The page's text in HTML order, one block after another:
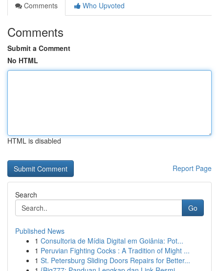
Comments
Who Upvoted
Comments
Submit a Comment
No HTML
HTML is disabled
Report Page
Search
Go
Published News
1 Consultoria de Mídia Digital em Goiânia: Pot...
1 Peruvian Fighting Cocks : A Tradition of Might ...
1 St. Petersburg Sliding Doors Repairs for Better...